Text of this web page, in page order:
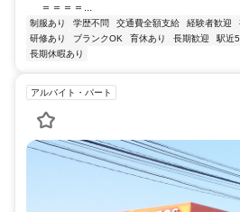
＝＝＝＝...
制服あり 学歴不問 交通費全額支給 経験者歓迎
研修あり
ブランクOK 育休あり 長期歓迎 駅近
長期休暇あり
アルバイト・パート